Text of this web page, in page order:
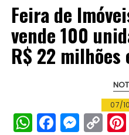
Feira de
vende 100
R$ 22 milhões
07/
W F M C